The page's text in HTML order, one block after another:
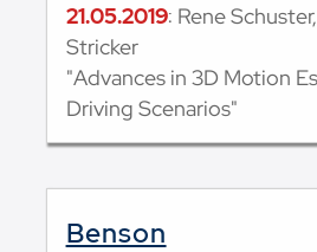
21.05.2019: Rene
Stricker
"Advances in 3D Motion
Driving Scenarios"
Benson